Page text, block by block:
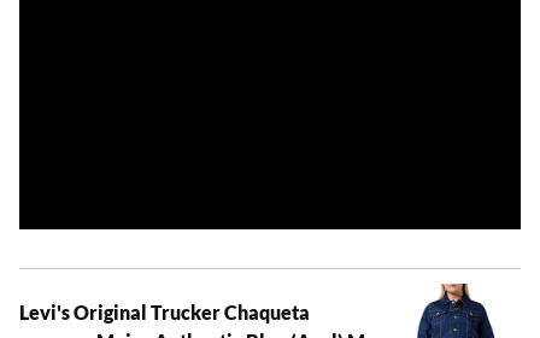
Levi's Original Trucker Chaqueta